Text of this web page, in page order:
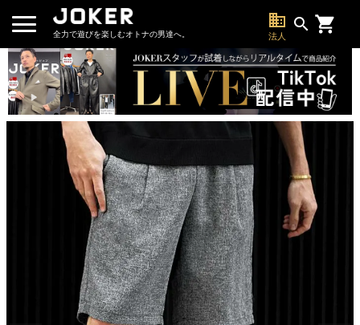
全力で遊びを楽しむオトナの男達へ。
business
法人
search